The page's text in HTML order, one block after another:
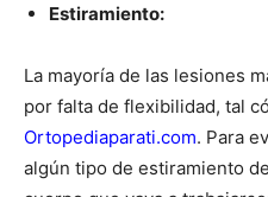
Estiramiento:
La mayoría de las lesiones
por falta de flexibilidad, tal
Ortopediaparati.com. Para
algún tipo de estiramiento